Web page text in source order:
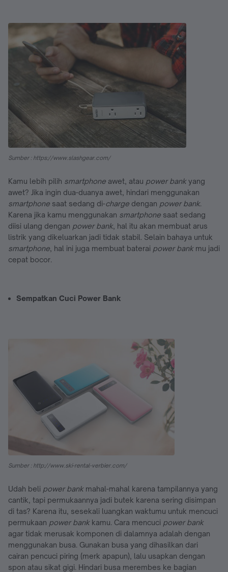
Sumber : https://www.slashgear.com/
Kamu lebih pilih smartphone awet, atau power bankyang
awet? Jika ingin dua-duanya awet, hindari menggunakan
smartphone saat sedang di-charge dengan power bank.
Karena jika kamu menggunakan smartphone saat sedang
diisi ulang dengan power bank, hal itu akan membuat arus
listrik yang dikeluarkan jadi tidak stabil. Selain bahaya untuk
smartphone, hal ini juga membuat baterai power bank mu jadi
cepat bocor.
Sempatkan Cuci Power Bank
Sumber : http://www.ski-rental-verbier.com/
Udah beli power bankmahal-mahal karena tampilannya yang
cantik, tapi permukaannya jadi butek karena sering disimpan
di tas? Karena itu, sesekali luangkan waktumu untuk mencuci
permukaan power bankkamu. Cara mencuci power bank
agar tidak merusak komponen di dalamnya adalah dengan
menggunakan busa. Gunakan busa yang dihasilkan dari
cairan pencuci piring (merk apapun), lalu usapkan dengan
spon atau sikat gigi. Hindari busa merembes ke bagian